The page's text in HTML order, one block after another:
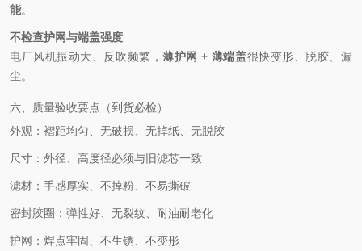
能。
不检查护网与端盖强度
电厂风机振动大、反吹频繁，薄护网 + 薄端盖很快变形、脱胶、漏
尘。
六、质量验收要点（到货必检）
外观：褶距均匀、无破损、无掉纸、无脱胶
尺寸：外径、高度径必须与旧滤芯一致
滤材：手感厚实、不掉粉、不易撕破
密封胶圈：弹性好、无裂纹、耐油耐老化
护网：焊点牢固、不生锈、不变形